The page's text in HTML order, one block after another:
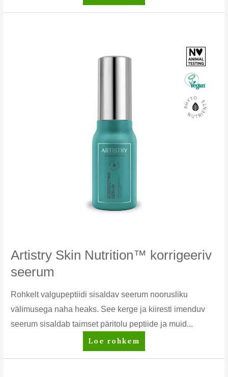
Vannitoa
Artistry Skin Nutrition™ korrigeeriv
seerum
Rohkelt valgupeptiidi sisaldav seerum noorusliku
välimusega naha heaks. See kerge ja kiiresti imenduv
seerum sisaldab taimset päritolu peptiide ja muid...
Artistry
Skin
Loe rohkem